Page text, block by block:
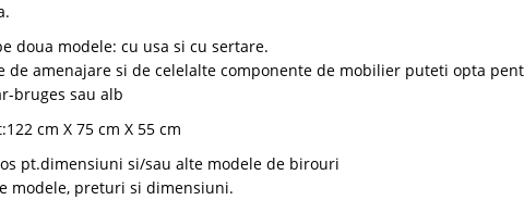
doua modele: cu usa si cu sertare.
amenajare si de celelalte componente de mobilier puteti opta
bruges sau alb
cm X 75 cm X 55 cm
pt.dimensiuni si/sau alte modele de birouri
modele, preturi si dimensiuni.